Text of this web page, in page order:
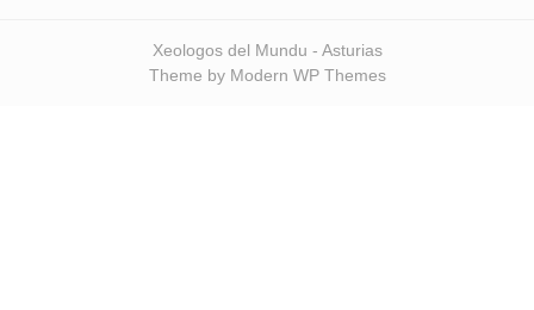
Xeologos del Mundu - Asturias
Theme by Modern WP Themes